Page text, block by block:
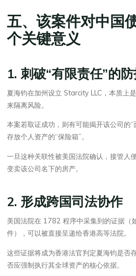
五、该案件对中国
个关键意义
1. 刺破“有限责任”的
夏海钧在加州设立 Starcity LLC，本质上
来隔离风险。
本案若取证成功，则有可能揭开该公司的
存放个人资产的“保险箱”。
一旦这种关联性被美国法院确认，接管人
变卖该公司名下的房产。
2. 形成跨国司法协作
美国法院在 1782 程序中采集到的证据（
件），可以被直接呈递给香港高等法院。
这些证据将成为香港法官判定夏海钧是否
否应强制执行其全球资产的核心依据。